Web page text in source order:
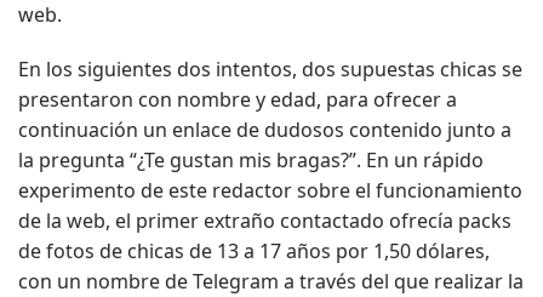
web.
En los siguientes dos intentos, dos supuestas chicas se
presentaron con nombre y edad, para ofrecer a
continuación un enlace de dudosos contenido junto a
la pregunta “¿Te gustan mis bragas?”. En un rápido
experimento de este redactor sobre el funcionamiento
de la web, el primer extraño contactado ofrecía packs
de fotos de chicas de 13 a 17 años por 1,50 dólares,
con un nombre de Telegram a través del que realizar la